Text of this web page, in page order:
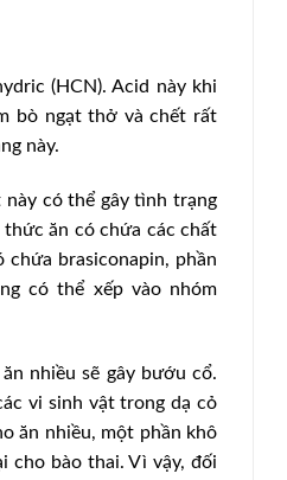
(HCN). Acid này khi
bò ngạt thở và chết rất
này.
có thể gây tình trạng
thức ăn có chứa các chất
chứa brasiconapin, phần
có thể xếp vào nhóm
nhiều sẽ gây bướu cổ.
vi sinh vật trong dạ cỏ
ăn nhiều, một phần khô
cho bào thai. Vì vậy, đối